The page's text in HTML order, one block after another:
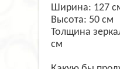
Ширина: 127
Высота: 50 см
Толщина
см